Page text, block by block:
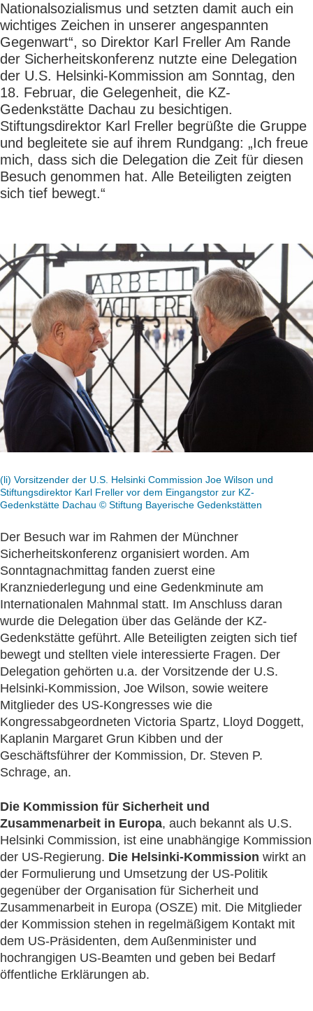
Nationalsozialismus und setzten damit auch ein
wichtiges Zeichen in unserer angespannten
Gegenwart“, so Direktor Karl Freller Am Rande
der Sicherheitskonferenz nutzte eine Delegation
der U.S. Helsinki-Kommission am Sonntag, den
18. Februar, die Gelegenheit, die KZ-
Gedenkstätte Dachau zu besichtigen.
Stiftungsdirektor Karl Freller begrüßte die Gruppe
und begleitete sie auf ihrem Rundgang: „Ich freue
mich, dass sich die Delegation die Zeit für diesen
Besuch genommen hat. Alle Beteiligten zeigten
sich tief bewegt.“
(li) Vorsitzender der U.S. Helsinki Commission Joe Wilson und
Stiftungsdirektor Karl Freller vor dem Eingangstor zur KZ-
Gedenkstätte Dachau © Stiftung Bayerische Gedenkstätten
Der Besuch war im Rahmen der Münchner
Sicherheitskonferenz organisiert worden. Am
Sonntagnachmittag fanden zuerst eine
Kranzniederlegung und eine Gedenkminute am
Internationalen Mahnmal statt. Im Anschluss daran
wurde die Delegation über das Gelände der KZ-
Gedenkstätte geführt. Alle Beteiligten zeigten sich tief
bewegt und stellten viele interessierte Fragen. Der
Delegation gehörten u.a. der Vorsitzende der U.S.
Helsinki-Kommission, Joe Wilson, sowie weitere
Mitglieder des US-Kongresses wie die
Kongressabgeordneten Victoria Spartz, Lloyd Doggett,
Kaplanin Margaret Grun Kibben und der
Geschäftsführer der Kommission, Dr. Steven P.
Schrage, an.
Die Kommission für Sicherheit und
Zusammenarbeit in Europa, auch bekannt als U.S.
Helsinki Commission, ist eine unabhängige Kommission
der US-Regierung. Die Helsinki-Kommission wirkt an
der Formulierung und Umsetzung der US-Politik
gegenüber der Organisation für Sicherheit und
Zusammenarbeit in Europa (OSZE) mit. Die Mitglieder
der Kommission stehen in regelmäßigem Kontakt mit
dem US-Präsidenten, dem Außenminister und
hochrangigen US-Beamten und geben bei Bedarf
öffentliche Erklärungen ab.